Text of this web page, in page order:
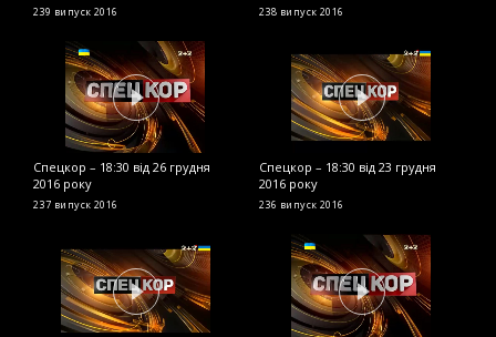
239 випуск 2016 238 випуск 2016
Спецкор – 18:30 від 26 грудня
2016 року
237 випуск 2016
Спецкор – 18:30 від 23 грудня
2016 року
236 випуск 2016